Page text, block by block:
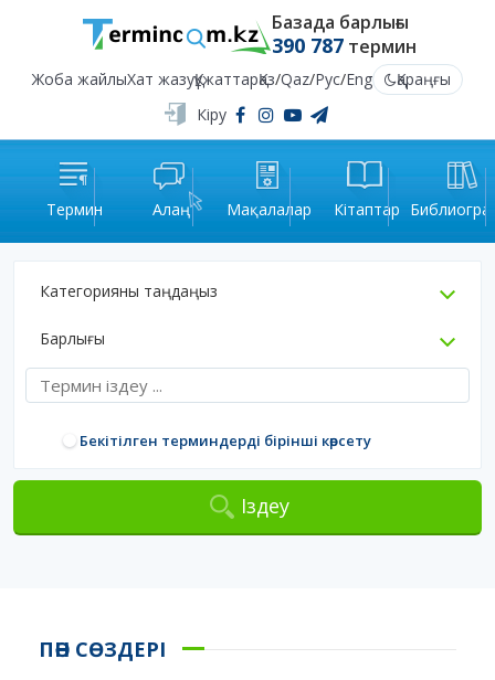
Базада барлығы
390 787термин
Жоба жайлыХат жазуҚұжаттарҚаз/Qaz/Рус/Eng
Қараңғы
Кіру
Термин Алаң Мақалалар Кітаптар
Категорияны таңдаңыз
Барлығы
Бекітілген терминдерді бірінші көрсету
Іздеу
ПӘН СӨЗДЕРІ